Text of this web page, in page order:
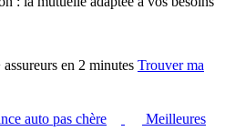
en 2 minutes Trouver ma
auto pas chère
Meilleures